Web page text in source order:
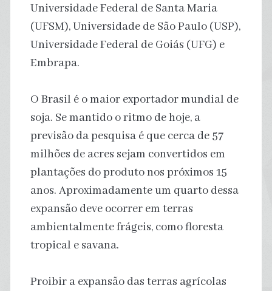
Universidade Federal de Santa Maria
(UFSM), Universidade de São Paulo (USP),
Universidade Federal de Goiás (UFG) e
Embrapa.
O Brasil é o maior exportador mundial de
soja. Se mantido o ritmo de hoje, a
previsão da pesquisa é que cerca de 57
milhões de acres sejam convertidos em
plantações do produto nos próximos 15
anos. Aproximadamente um quarto dessa
expansão deve ocorrer em terras
ambientalmente frágeis, como floresta
tropical e savana.
Proibir a expansão das terras agrícolas